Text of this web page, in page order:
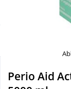
Mutter & Kind
Natur &
Perio Aid